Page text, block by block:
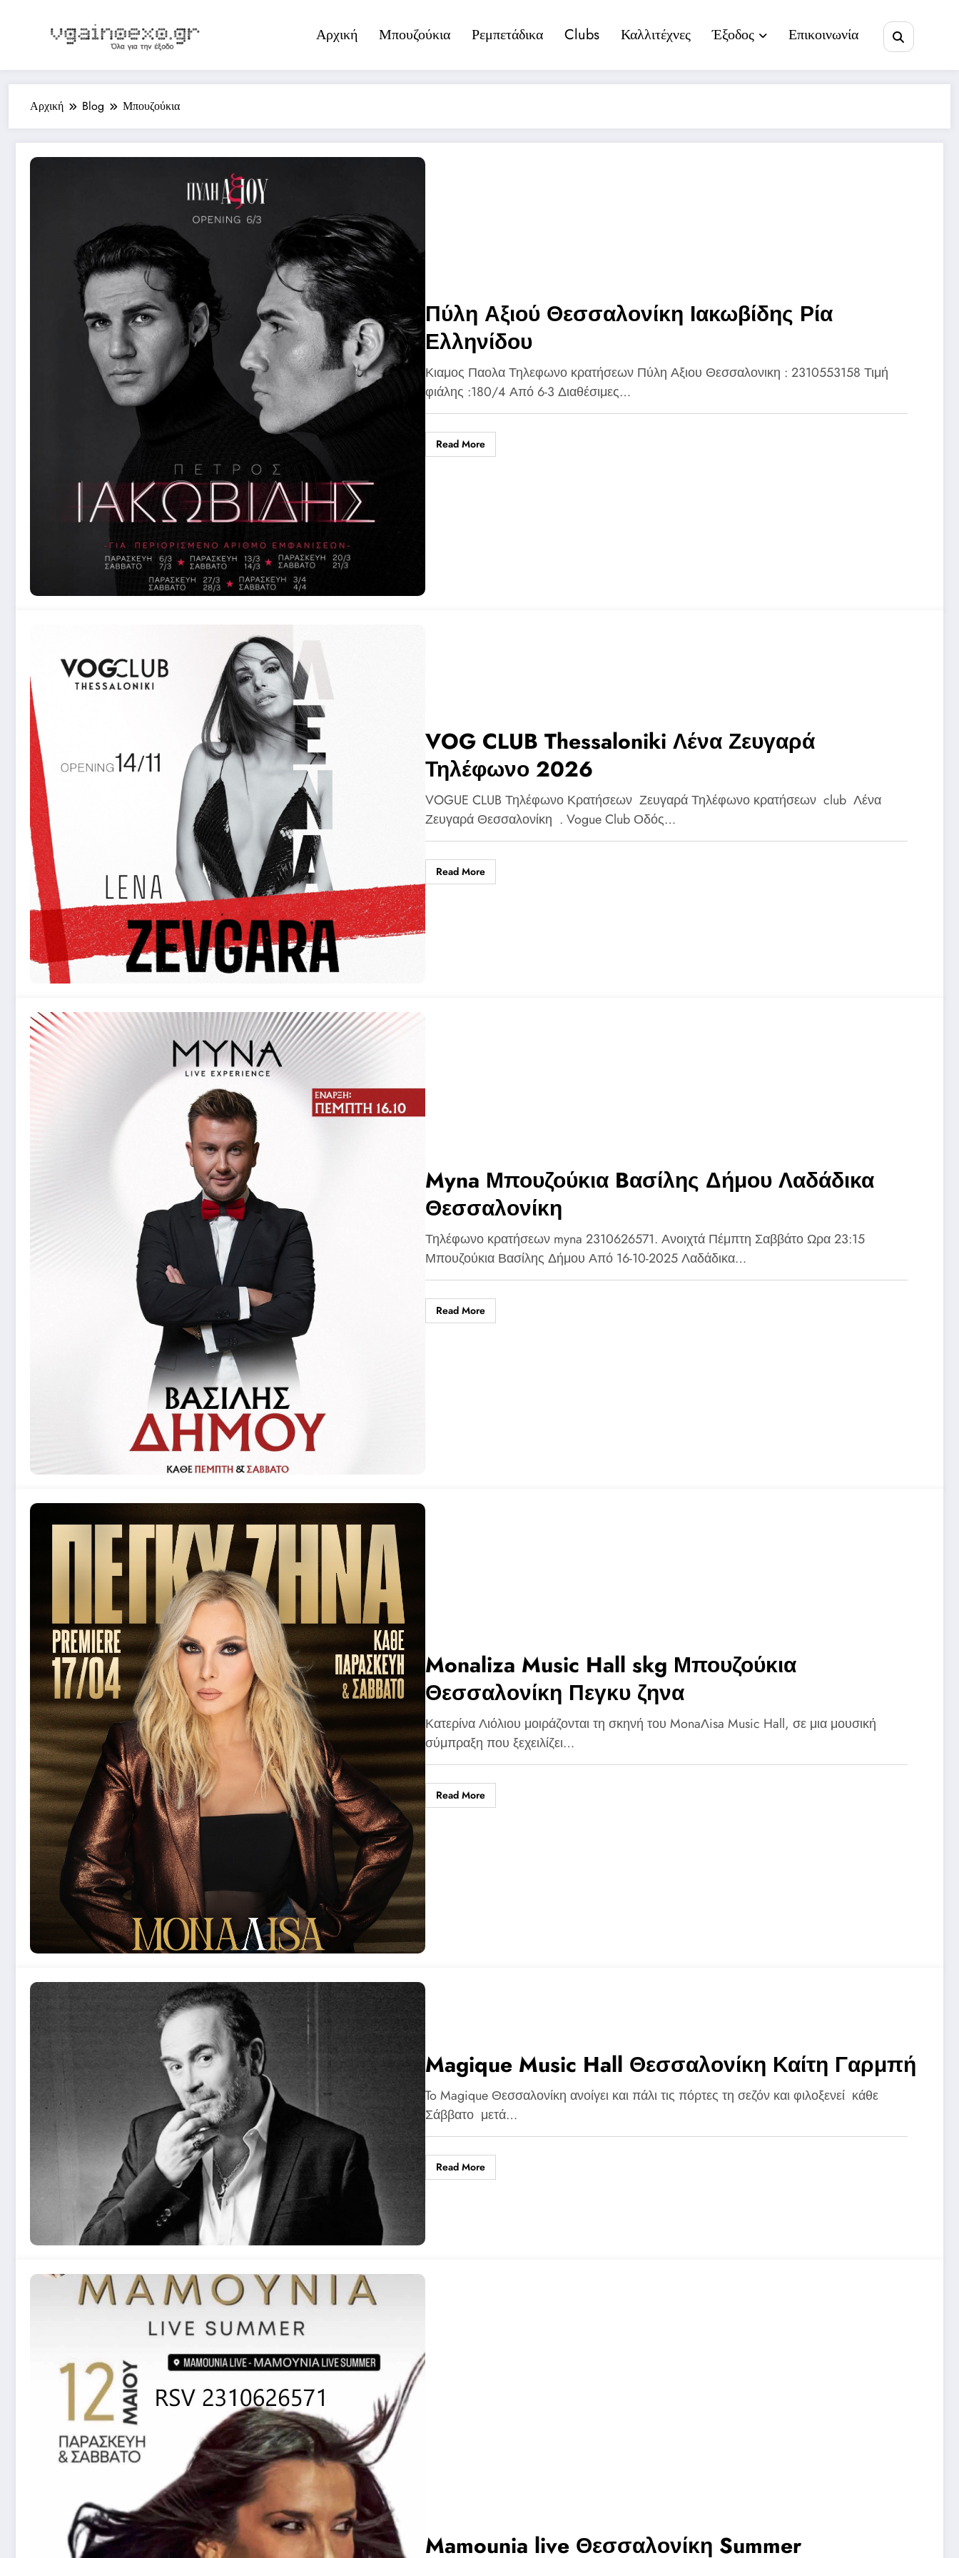
Αρχική Μπουζούκια Ρεμπετάδικα Clubs Καλλιτέχνες Έξοδος Επικοινωνία
Αρχική Blog Μπουζούκια
Πύλη Αξιού Θεσσαλονίκη Ιακωβίδης Ρία
Ελληνίδου
Κιαμος Παολα Τηλεφωνο κρατήσεων Πύλη Αξιου Θεσσαλονικη : 2310553158 Τιμή
φιάλης :180/4 Από 6-3 Διαθέσιμες…
Read More
VOG CLUB Thessaloniki Λένα Ζευγαρά
Τηλέφωνο 2026
VOGUE CLUB Τηλέφωνο Κρατήσεων Ζευγαρά Τηλέφωνο κρατήσεων club Λένα
Ζευγαρά Θεσσαλονίκη . Vogue Club Οδός…
Read More
Myna Μπουζούκια Bασίλης Δήμου Λαδάδικα
Θεσσαλονίκη
Τηλέφωνο κρατήσεων myna 2310626571. Ανοιχτά Πέμπτη Σαββάτο Ωρα 23:15
Μπουζούκια Βασίλης Δήμου Από 16-10-2025 Λαδάδικα…
Read More
Monaliza Music Hall skg Μπουζούκια
Θεσσαλονίκη Πεγκυ ζηνα
Κατερίνα Λιόλιου μοιράζονται τη σκηνή του MonaΛisa Music Hall, σε μια μουσική
σύμπραξη που ξεχειλίζει…
Read More
Magique Music Hall Θεσσαλονίκη Καίτη Γαρμπή
To Magique Θεσσαλονίκη ανοίγει και πάλι τις πόρτες τη σεζόν και φιλοξενεί κάθε
Σάββατο μετά…
Read More
Mamounia live Θεσσαλονίκη Summer